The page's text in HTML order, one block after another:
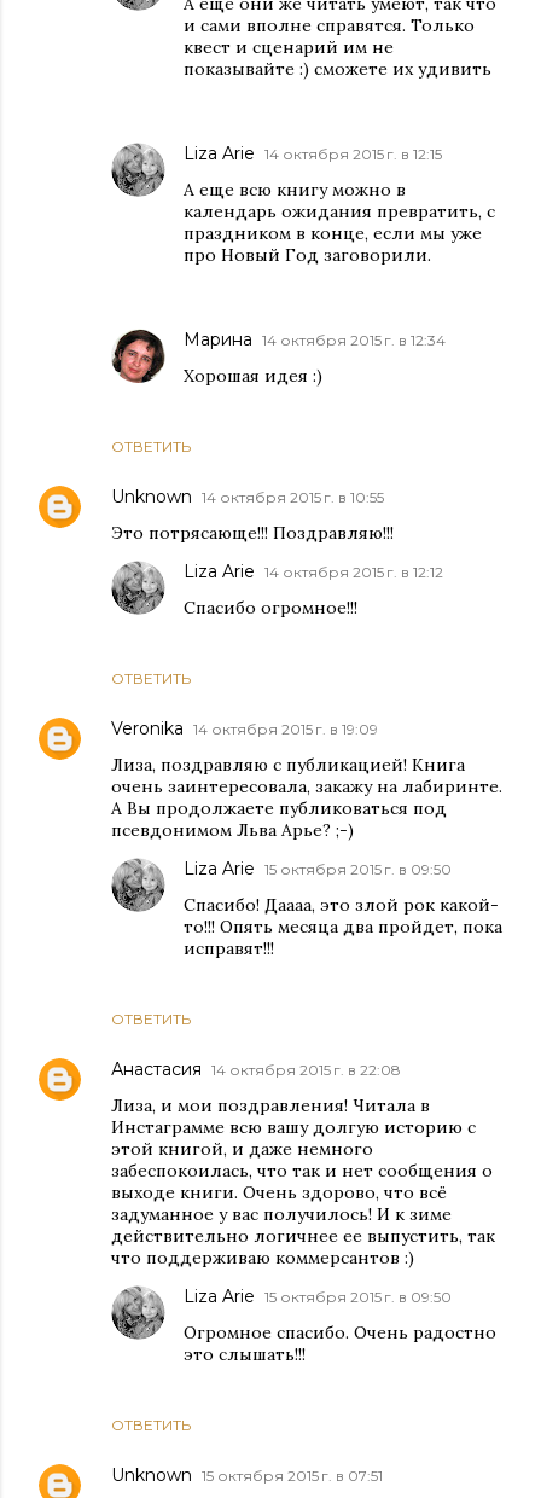
ОТВЕТИТЬ
и сами вполне справятся. Только
квест и сценарий им не
показывайте :) сможете их удивить
Liza Arie 14 октября 2015 г. в 12:15
А еще всю книгу можно в
календарь ожидания превратить, с
праздником в конце, если мы уже
про Новый Год заговорили.
Марина 14 октября 2015 г. в 12:34
Хорошая идея :)
Unknown 14 октября 2015 г. в 10:55
Это потрясающе!!! Поздравляю!!!
ОТВЕТИТЬ
Liza Arie 14 октября 2015 г. в 12:12
Спасибо огромное!!!
Veronika 14 октября 2015 г. в 19:09
Лиза, поздравляю с публикацией! Книга
очень заинтересовала, закажу на лабиринте.
А Вы продолжаете публиковаться под
псевдонимом Льва Арье? ;-)
ОТВЕТИТЬ
Liza Arie 15 октября 2015 г. в 09:50
Спасибо! Даааа, это злой рок какой-
то!!! Опять месяца два пройдет, пока
исправят!!!
Анастасия 14 октября 2015 г. в 22:08
Лиза, и мои поздравления! Читала в
Инстаграмме всю вашу долгую историю с
этой книгой, и даже немного
забеспокоилась, что так и нет сообщения о
выходе книги. Очень здорово, что всё
задуманное у вас получилось! И к зиме
действительно логичнее ее выпустить, так
что поддерживаю коммерсантов :)
ОТВЕТИТЬ
Liza Arie 15 октября 2015 г. в 09:50
Огромное спасибо. Очень радостно
это слышать!!!
Unknown 15 октября 2015 г. в 07:51